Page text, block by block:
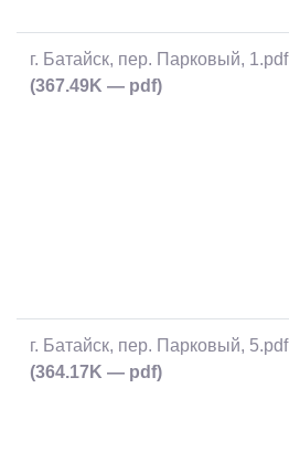
г. Батайск, пер. Парковый, 1.pdf
(367.49K — pdf)
г. Батайск, пер. Парковый, 5.pdf
(364.17K — pdf)